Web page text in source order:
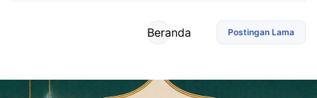
Postingan Lama
Beranda